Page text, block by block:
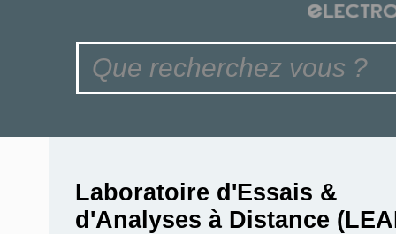
Laboratoire d'Essais &
d'Analyses à Distance